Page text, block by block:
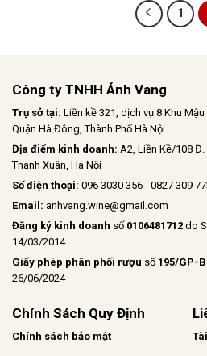
1
Công ty TNHH Ánh Vang
Trụ sở tại: Liền kề 321, dịch vụ 8 Khu
Quận Hà Đông, Thành Phố Hà Nội
Địa điểm kinh doanh: A2, Liền Kề/108
Thanh Xuân, Hà Nội
Số điện thoại: 096 3030 356 - 0827 309
Email: anhvang.wine@gmail.com
Đăng ký kinh doanh số 0106481712 do
14/03/2014
Giấy phép phân phối rượu số 195/GP-
26/06/2024
Chính Sách Quy Định
Chính sách bảo mật